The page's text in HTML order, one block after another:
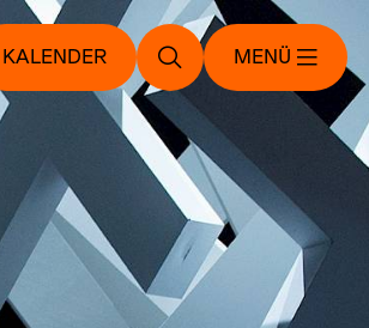
KALENDER MENÜ